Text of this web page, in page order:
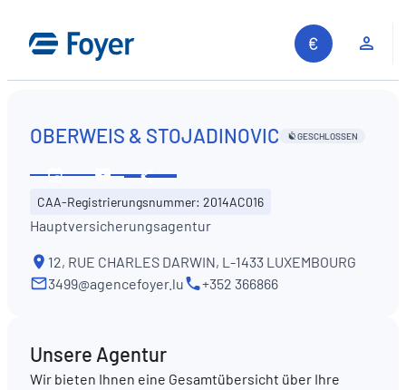
Inhalt
springen
OBERWEIS & STOJADINOVIC GESCHLOSSEN
ansehenSie
uns
Diese
Information
teilen
CAA-Registrierungsnummer: 2014AC016
Hauptversicherungsagentur
12, RUE CHARLES DARWIN, L-1433 LUXEMBOURG
3499@agencefoyer.lu
+352 366866
Unsere Agentur
Wir bieten Ihnen eine Gesamtübersicht über Ihre